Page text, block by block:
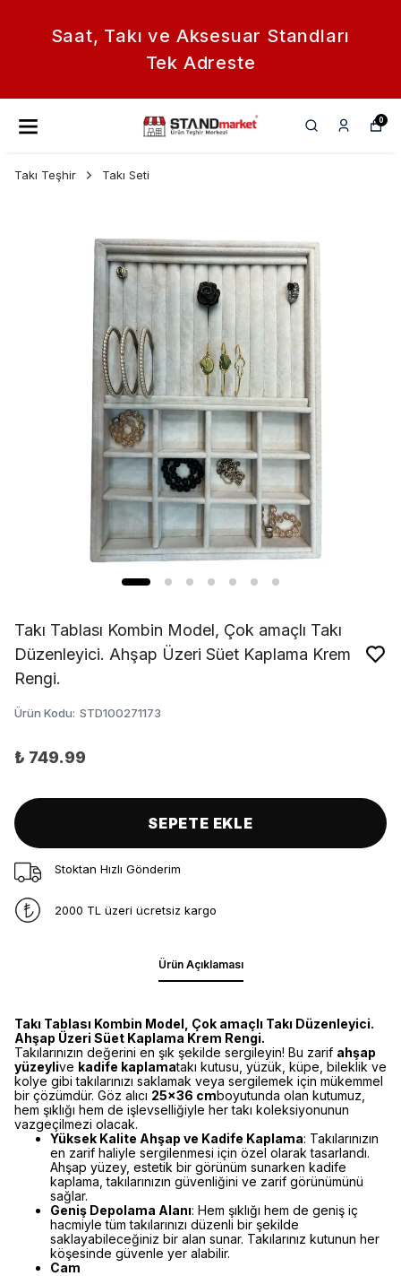
Saat, Takı ve Aksesuar Standları
Tek Adreste
0
Takı Teşhir Takı Seti
Takı Tablası Kombin Model, Çok amaçlı Takı
Düzenleyici. Ahşap Üzeri Süet Kaplama Krem
Rengi.
Ürün Kodu: STD100271173
₺ 749.99
SEPETE EKLE
Stoktan Hızlı Gönderim
2000 TL üzeri ücretsiz kargo
Ürün Açıklaması
Takı Tablası Kombin Model, Çok amaçlı Takı Düzenleyici.
Ahşap Üzeri Süet Kaplama Krem Rengi.
Takılarınızın değerini en şık şekilde sergileyin! Bu zarif ahşap
yüzeylive kadife kaplamatakı kutusu, yüzük, küpe, bileklik ve
kolye gibi takılarınızı saklamak veya sergilemek için mükemmel
bir çözümdür. Göz alıcı 25x36 cmboyutunda olan kutumuz,
hem şıklığı hem de işlevselliğiyle her takı koleksiyonunun
vazgeçilmezi olacak.
Yüksek Kalite Ahşap ve Kadife Kaplama: Takılarınızın
en zarif haliyle sergilenmesi için özel olarak tasarlandı.
Ahşap yüzey, estetik bir görünüm sunarken kadife
kaplama, takılarınızın güvenliğini ve zarif görünümünü
sağlar.
Geniş Depolama Alanı: Hem şıklığı hem de geniş iç
hacmiyle tüm takılarınızı düzenli bir şekilde
saklayabileceğiniz bir alan sunar. Takılarınız kutunun her
köşesinde güvenle yer alabilir.
Cam